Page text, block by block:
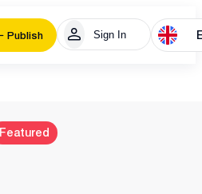
Publish Sign In
Featured